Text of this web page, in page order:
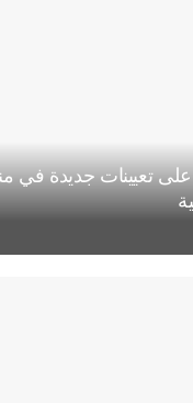
تعيينات جديدة في